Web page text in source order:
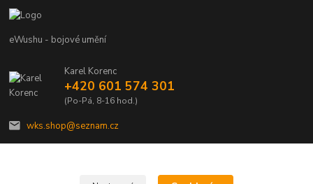
eWushu - bojové umění
Karel Korenc
+420 601 574 301
(Po-Pá, 8-16 hod.)
wks.shop@seznam.cz